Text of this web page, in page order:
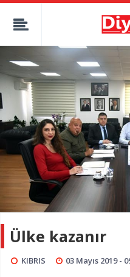
Ülke kazanır
KIBRIS 03 Mayıs 2019 -